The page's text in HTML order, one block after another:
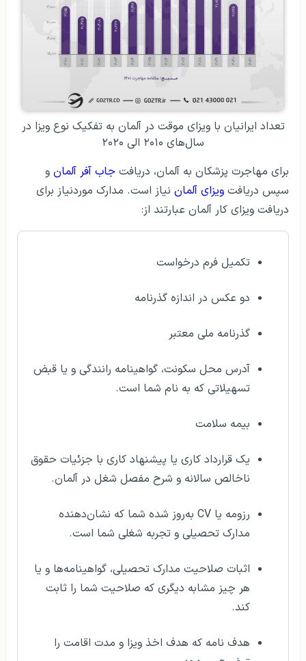
تعداد ایرانیان با ویزای موقت در آلمان به تفکیک نوع ویزا در
سال‌های ۲۰۱۰ الی ۲۰۲۰
برای مهاجرت پزشکان به آلمان، دریافت جاب آفر آلمان و
سپس دریافت ویزای آلمان نیاز است. مدارک موردنیاز برای
دریافت ویزای کار آلمان عبارتند از:
تکمیل فرم درخواست
دو عکس در اندازه گذرنامه
گذرنامه ملی معتبر
آدرس محل سکونت، گواهینامه رانندگی و یا قبض
تسهیلاتی که به نام شما است.
بیمه سلامت
یک قرارداد کاری یا پیشنهاد کاری با جزئیات حقوق
ناخالص سالانه و شرح مفصل شغل در آلمان.
رزومه یا CV به‌روز شده شما که نشان‌دهنده
مدارک تحصیلی و تجربه شغلی شما است.
اثبات صلاحیت مدارک تحصیلی، گواهینامه‌ها و یا
هر چیز مشابه دیگری که صلاحیت شما را ثابت
کند.
هدف نامه که هدف اخذ ویزا و مدت اقامت را